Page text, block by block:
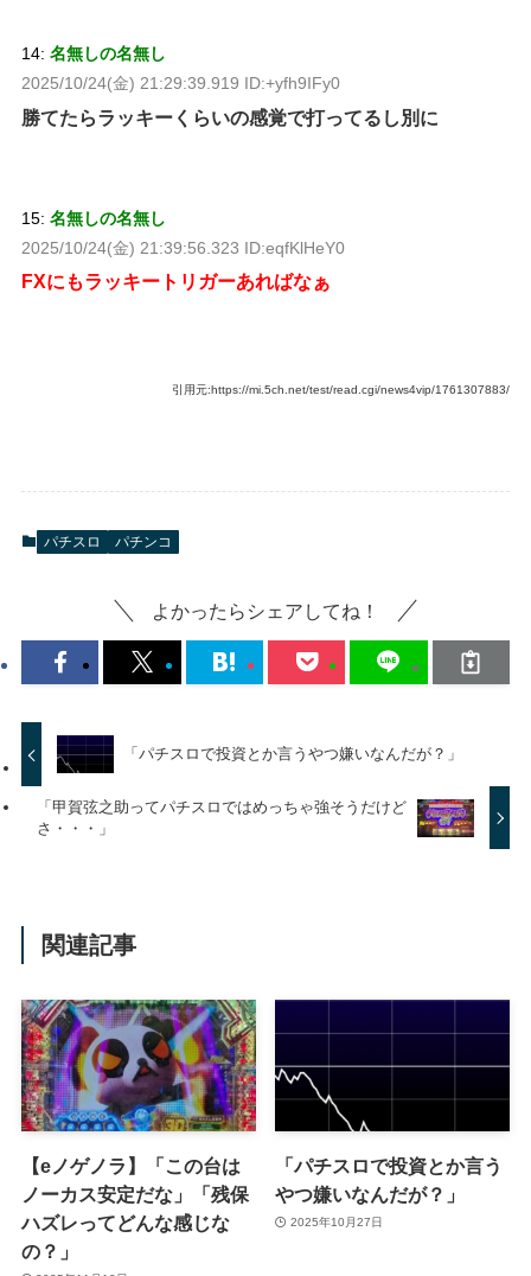
14: 名無しの名無し
2025/10/24(金) 21:29:39.919 ID:+yfh9IFy0
勝てたらラッキーくらいの感覚で打ってるし別に
15: 名無しの名無し
2025/10/24(金) 21:39:56.323 ID:eqfKlHeY0
FXにもラッキートリガーあればなぁ
引用元:https://mi.5ch.net/test/read.cgi/news4vip/1761307883/
パチスロ パチンコ
よかったらシェアしてね！
「パチスロで投資とか言うやつ嫌いなんだが？」
「甲賀弦之助ってパチスロではめっちゃ強そうだけど
さ・・・」
関連記事
【eノゲノラ】「この台は
ノーカス安定だな」「残保
ハズレってどんな感じな
の？」
「パチスロで投資とか言う
やつ嫌いなんだが？」
2025年10月27日